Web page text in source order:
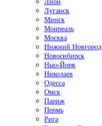
Лион
Луганск
Минск
Монреаль
Москва
Нижний Новгород
Новосибирск
Нью-Йорк
Николаев
Одесса
Омск
Париж
Пермь
Рига